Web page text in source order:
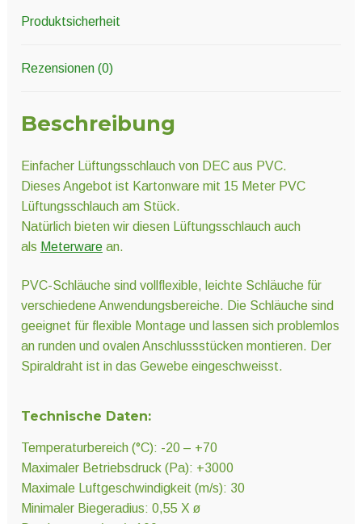
Produktsicherheit
Rezensionen (0)
Beschreibung
Einfacher Lüftungsschlauch von DEC aus PVC.
Dieses Angebot ist Kartonware mit 15 Meter PVC
Lüftungsschlauch am Stück.
Natürlich bieten wir diesen Lüftungsschlauch auch
als Meterwarean.
PVC-Schläuche sind vollflexible, leichte Schläuche für
verschiedene Anwendungsbereiche. Die Schläuche sind
geeignet für flexible Montage und lassen sich problemlos
an runden und ovalen Anschlussstücken montieren. Der
Spiraldraht ist in das Gewebe eingeschweisst.
Technische Daten:
Temperaturbereich (°C): -20 – +70
Maximaler Betriebsdruck (Pa): +3000
Maximale Luftgeschwindigkeit (m/s): 30
Minimaler Biegeradius: 0,55 X ø